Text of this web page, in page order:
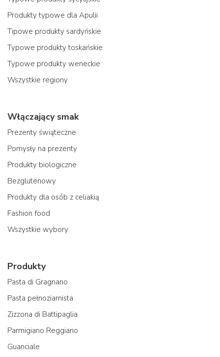
Produkty typowe dla Apulii
Tipowe produkty sardyńskie
Typowe produkty toskańskie
Typowe produkty weneckie
Wszystkie regiony
Włączający smak
Prezenty świąteczne
Pomysły na prezenty
Produkty biologiczne
Bezglutenowy
Produkty dla osób z celiakią
Fashion food
Wszystkie wybory
Produkty
Pasta di Gragnano
Pasta pełnoziarnista
Zizzona di Battipaglia
Parmigiano Reggiano
Guanciale